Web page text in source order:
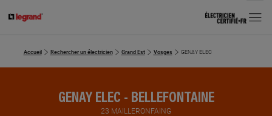
MENU
Accueil Rechercher un électricien Grand Est Vosges GENAY ELEC
GENAY ELEC - BELLEFONTAINE
23 MAILLERONFAING